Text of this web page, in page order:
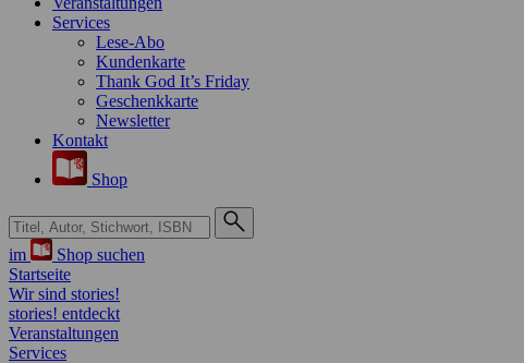
Services
Lese-Abo
Kundenkarte
Thank God It’s Friday
Geschenkkarte
Newsletter
Kontakt
Shop
Suche bei Hugendubel
im
Shop suchen
Startseite
Wir sind stories!
stories! entdeckt
Veranstaltungen
Services